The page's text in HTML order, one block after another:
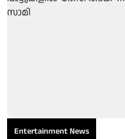
Entertainment News